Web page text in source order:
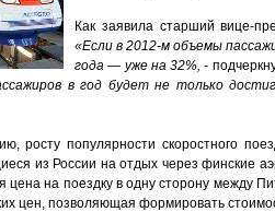
Как заявила старший вице-
«Если в 2012-м объемы
года — уже на 32%, -
в год будет не только
росту популярности скоростного
из России на отдых через финские
цена на поездку в одну сторону между
цен, позволяющая формировать